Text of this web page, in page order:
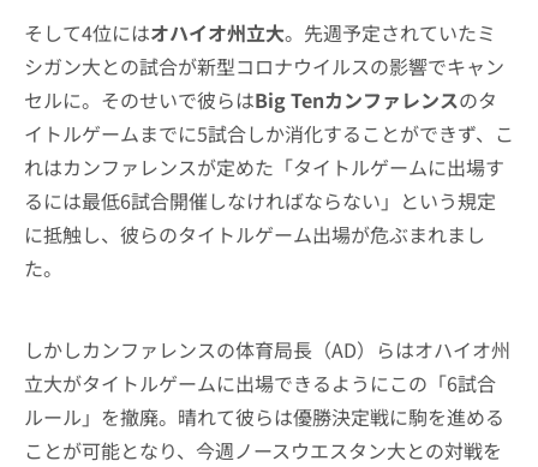
そして4位にはオハイオ州立大。先週予定されていたミ
シガン大との試合が新型コロナウイルスの影響でキャン
セルに。そのせいで彼らはBig Tenカンファレンスのタ
イトルゲームまでに5試合しか消化することができず、こ
れはカンファレンスが定めた「タイトルゲームに出場す
るには最低6試合開催しなければならない」という規定
に抵触し、彼らのタイトルゲーム出場が危ぶまれまし
た。
しかしカンファレンスの体育局長（AD）らはオハイオ州
立大がタイトルゲームに出場できるようにこの「6試合
ルール」を撤廃。晴れて彼らは優勝決定戦に駒を進める
ことが可能となり、今週ノースウエスタン大との対戦を